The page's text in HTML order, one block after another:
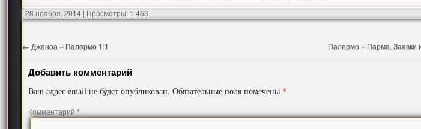
28 ноября, 2014 | Просмотры: 1 463 |
← Дженоа – Палермо 1:1 Палермо – Парма. Заявки
Добавить комментарий
Ваш адрес email не будет опубликован. Обязательные поля помечены *
Комментарий*